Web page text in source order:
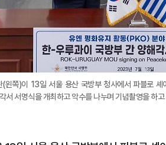
(왼쪽)이 13일 서울 용산 국방부 청사에서 파블로 셰
서 서명식을 개최하고 악수를 나누며 기념촬영을 하